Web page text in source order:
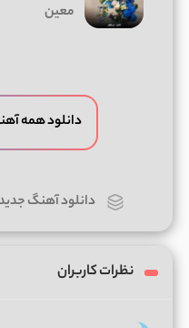
معین
دانلود همه
دانلود آهنگ
نظرات کاربران